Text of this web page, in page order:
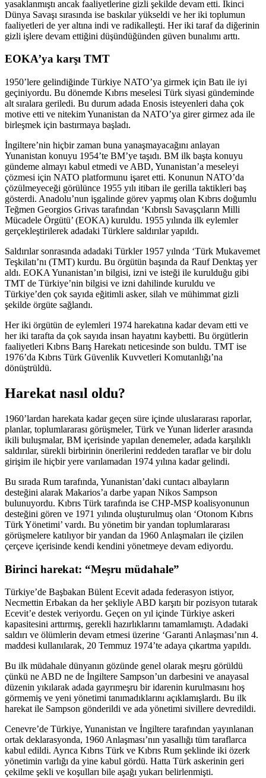
yasaklanmıştı ancak faaliyetlerine gizli şekilde devam etti. İkinci
Dünya Savaşı sırasında ise baskılar yükseldi ve her iki toplumun
faaliyetleri de yer altına indi ve radikalleşti. Her iki taraf da diğerinin
gizli işlere devam ettiğini düşündüğünden güven bunalımı arttı.
EOKA’ya karşı TMT
1950’lere gelindiğinde Türkiye NATO’ya girmek için Batı ile iyi
geçiniyordu. Bu dönemde Kıbrıs meselesi Türk siyasi gündeminde
alt sıralara geriledi. Bu durum adada Enosis isteyenleri daha çok
motive etti ve nitekim Yunanistan da NATO’ya girer girmez ada ile
birleşmek için bastırmaya başladı.
İngiltere’nin hiçbir zaman buna yanaşmayacağını anlayan
Yunanistan konuyu 1954’te BM’ye taşıdı. BM ilk başta konuyu
gündeme almayı kabul etmedi ve ABD, Yunanistan’a meseleyi
çözmesi için NATO platformunu işaret etti. Konunun NATO’da
çözülmeyeceği görülünce 1955 yılı itibarı ile gerilla taktikleri baş
gösterdi. Anadolu’nun işgalinde görev yapmış olan Kıbrıs doğumlu
Teğmen Georgios Grivas tarafından ‘Kıbrıslı Savaşçıların Milli
Mücadele Örgütü’ (EOKA) kuruldu. 1955 yılında ilk eylemler
gerçekleştirilerek adadaki Türklere saldırılar yapıldı.
Saldırılar sonrasında adadaki Türkler 1957 yılnda ‘Türk Mukavemet
Teşkilatı’nı (TMT) kurdu. Bu örgütün başında da Rauf Denktaş yer
aldı. EOKA Yunanistan’ın bilgisi, izni ve isteği ile kurulduğu gibi
TMT de Türkiye’nin bilgisi ve izni dahilinde kuruldu ve
Türkiye’den çok sayıda eğitimli asker, silah ve mühimmat gizli
şekilde örgüte sağlandı.
Her iki örgütün de eylemleri 1974 harekatına kadar devam etti ve
her iki tarafta da çok sayıda insan hayatını kaybetti. Bu örgütlerin
faaliyetleri Kıbrıs Barış Harekatı neticesinde son buldu. TMT ise
1976’da Kıbrıs Türk Güvenlik Kuvvetleri Komutanlığı’na
dönüştrüldü.
Harekat nasıl oldu?
1960’lardan harekata kadar geçen süre içinde uluslararası raporlar,
planlar, toplumlararası görüşmeler, Türk ve Yunan liderler arasında
ikili buluşmalar, BM içerisinde yapılan denemeler, adada karşılıklı
saldırılar, sürekli birbirinin önerilerini reddeden taraflar ve bir dolu
girişim ile hiçbir yere varılamadan 1974 yılına kadar gelindi.
Bu sırada Rum tarafında, Yunanistan’daki cuntacı albayların
desteğini alarak Makarios’a darbe yapan Nikos Sampson
bulunuyordu. Kıbrıs Türk tarafında ise CHP-MSP koalisyonunun
desteğini gören ve 1971 yılında oluşturulmuş olan ‘Otonom Kıbrıs
Türk Yönetimi’ vardı. Bu yönetim bir yandan toplumlararası
görüşmelere katılıyor bir yandan da 1960 Anlaşmaları ile çizilen
çerçeve içerisinde kendi kendini yönetmeye devam ediyordu.
Birinci harekat: “Meşru müdahale”
Türkiye’de Başbakan Bülent Ecevit adada federasyon istiyor,
Necmettin Erbakan da her şekliyle ABD karşıtı bir pozisyon tutarak
Ecevit’e destek veriyordu. Geçen on yıl içinde Türkiye askeri
kapasitesini arttırmış, gerekli hazırlıklarını tamamlamıştı. Adadaki
saldırı ve ölümlerin devam etmesi üzerine ‘Garanti Anlaşması’nın 4.
maddesi kullanılarak, 20 Temmuz 1974’te adaya çıkartma yapıldı.
Bu ilk müdahale dünyanın gözünde genel olarak meşru görüldü
çünkü ne ABD ne de İngiltere Sampson’un darbesini ve anayasal
düzenin yıkılarak adada gayrımeşru bir idarenin kurulmasını hoş
görmemiş ve yeni yönetimi tanımadıklarını açıklamışlardı. Bu ilk
harekat ile Sampson gönderildi ve ada yönetimi sivillere devredildi.
Cenevre’de Türkiye, Yunanistan ve İngiltere tarafından yayınlanan
ortak deklarasyonda, 1960 Anlaşması’nın yasallığı tüm taraflarca
kabul edildi. Ayrıca Kıbrıs Türk ve Kıbrıs Rum şeklinde iki özerk
yönetimin varlığı da yine kabul gördü. Hatta Türk askerinin geri
çekilme şekli ve koşulları bile aşağı yukarı belirlenmişti.